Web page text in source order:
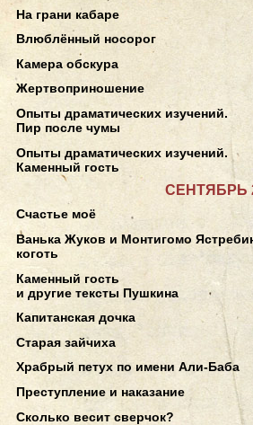
На грани кабаре
Влюблённый носорог
Камера обскура
Жертвоприношение
Опыты драматических изучений.
Пир после чумы
Опыты драматических изучений.
Каменный гость
СЕНТЯБРЬ
Счастье моё
Ванька Жуков и Монтигомо
коготь
Каменный гость
и другие тексты Пушкина
Капитанская дочка
Старая зайчиха
Храбрый петух по имени Али-Баба
Преступление и наказание
Сколько весит сверчок?